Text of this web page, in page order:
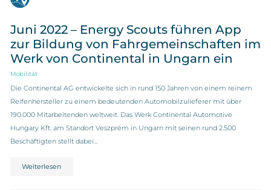
Juni 2022 – Energy Scouts führen App
zur Bildung von Fahrgemeinschaften im
Werk von Continental in Ungarn ein
Mobilität
Die Continental AG entwickelte sich in rund 150 Jahren von einem reinem
Reifenhersteller zu einem bedeutenden Automobilzulieferer mit über
190.000 Mitarbeitenden weltweit. Das Werk Continental Automotive
Hungary Kft. am Standort Veszprém in Ungarn mit seinen rund 2.500
Beschäftigten stellt dabei…
Weiterlesen